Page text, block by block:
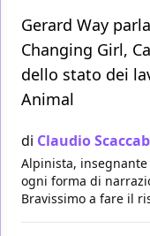
Gerard Way
Changing Girl,
dello stato dei
Animal
di Claudio
Alpinista,
ogni forma di
Bravissimo a fare il